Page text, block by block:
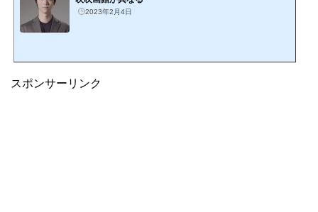
2023年2月4日
スポンサーリンク